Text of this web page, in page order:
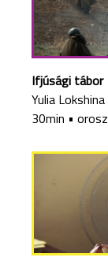
Ifjúsági tábor
Yulia Lokshina
30min • orosz